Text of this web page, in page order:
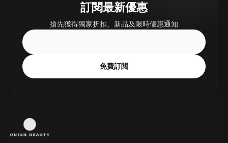
訂閱最新優惠
搶先獲得獨家折扣、新品及限時優惠通知
免費訂閱